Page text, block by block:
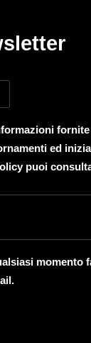
ed
puoi
momento